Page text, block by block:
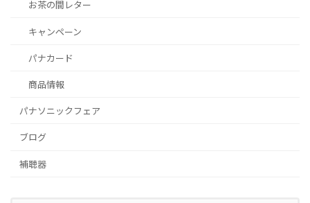
お茶の間レター
キャンペーン
パナカード
商品情報
パナソニックフェア
ブログ
補聴器